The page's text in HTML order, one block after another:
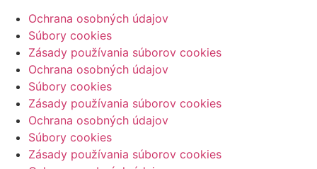
Ochrana osobných údajov
Súbory cookies
Zásady používania súborov cookies
Ochrana osobných údajov
Súbory cookies
Zásady používania súborov cookies
Ochrana osobných údajov
Súbory cookies
Zásady používania súborov cookies